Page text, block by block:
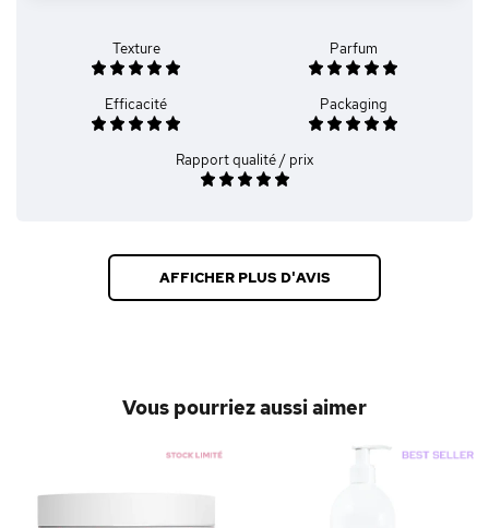
Texture Parfum
Efficacité Packaging
Rapport qualité / prix
AFFICHER PLUS D'AVIS
Vous pourriez aussi aimer